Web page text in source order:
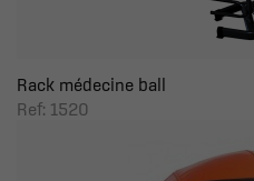
Rack médecine ball
Ref: 1520